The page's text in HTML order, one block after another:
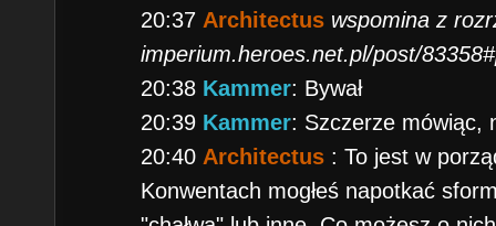
20:37 Architectus wspomina z
imperium.heroes.net.pl/post/
20:38 Kammer: Bywał
20:39 Kammer: Szczerze mówiąc,
20:40 Architectus : To jest w
Konwentach mogłeś napotkać